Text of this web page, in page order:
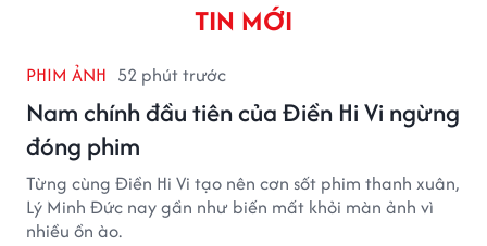
TIN MỚI
PHIM ẢNH 52 phút trước
Nam chính đầu tiên của Điền Hi Vi ngừng
đóng phim
Từng cùng Điền Hi Vi tạo nên cơn sốt phim thanh xuân,
Lý Minh Đức nay gần như biến mất khỏi màn ảnh vì
nhiều ồn ào.